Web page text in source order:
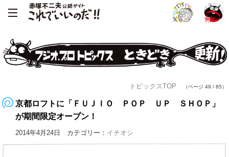
トピックスTOP （ページ 49 / 85）
京都ロフトに「ＦＵＪＩＯ ＰＯＰ ＵＰ ＳＨＯＰ」
が期間限定オープン！
2014年4月24日 カテゴリー： イチオシ